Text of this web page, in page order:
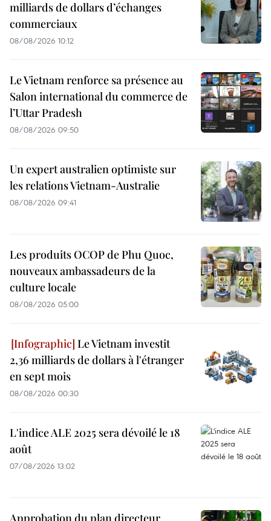
milliards de dollars d’échanges
commerciaux
08/08/2026 10:12
Le Vietnam renforce sa présence au
Salon international du commerce de
l’Uttar Pradesh
08/08/2026 09:50
Un expert australien optimiste sur
les relations Vietnam-Australie
08/08/2026 09:41
Les produits OCOP de Phu Quoc,
nouveaux ambassadeurs de la
culture locale
08/08/2026 05:00
Le Vietnam investit
2,36 milliards de dollars à l'étranger
en sept mois
08/08/2026 00:30
L'indice ALE 2025 sera dévoilé le 18
août
07/08/2026 13:02
Approbation du plan directeur